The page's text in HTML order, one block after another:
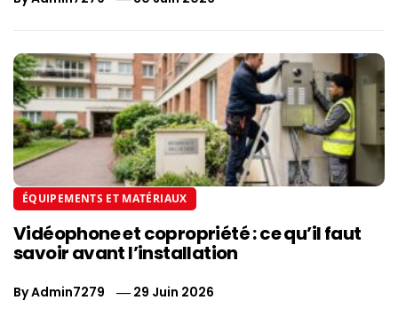
ÉQUIPEMENTS ET MATÉRIAUX
Vidéophone et copropriété : ce qu’il faut
savoir avant l’installation
ByAdmin7279 29 Juin 2026